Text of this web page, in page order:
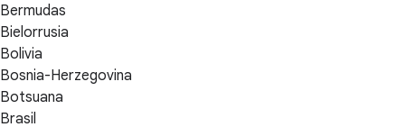
Bermudas
Bielorrusia
Bolivia
Bosnia-Herzegovina
Botsuana
Brasil